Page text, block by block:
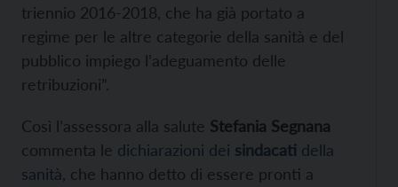
triennio 2016-2018, che ha già portato a
regime per le altre categorie della sanità e del
pubblico impiego l’adeguamento delle
retribuzioni”.
Così l’assessora alla salute Stefania Segnana
commenta le dichiarazioni dei sindacati della
sanità , che hanno detto di essere pronti a